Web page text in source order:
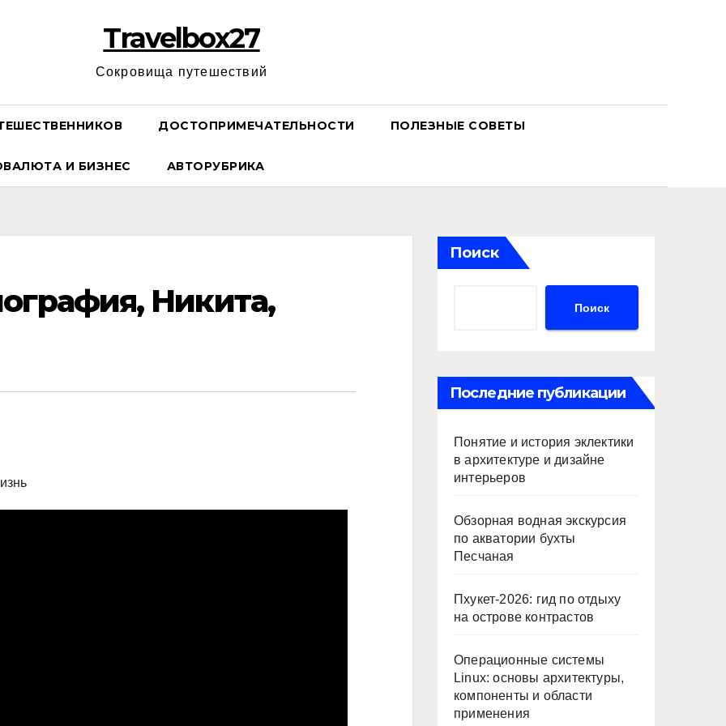
Travelbox27
Сокровища путешествий
ДОСТОПРИМЕЧАТЕЛЬНОСТИ ПОЛЕЗНЫЕ СОВЕТЫ
И БИЗНЕС АВТОРУБРИКА
Никита,
Поиск
Поиск
Последние публикации
Понятие и история эклектики
в архитектуре и дизайне
интерьеров
Обзорная водная экскурсия
по акватории бухты
Песчаная
Пхукет-2026: гид по отдыху
на острове контрастов
Операционные системы
Linux: основы архитектуры,
компоненты и области
применения